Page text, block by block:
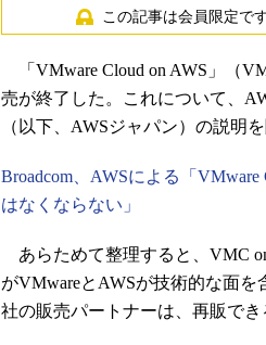
この記事は会員限定です
「VMware Cloud on AWS」（
売が終了した。これについて、
（以下、AWSジャパン）の説明を
Broadcom、AWSによる「
はなくならない」
あらためて整理すると、VMC
がVMwareとAWSが技術的な面
社の販売パートナーは、再販でき